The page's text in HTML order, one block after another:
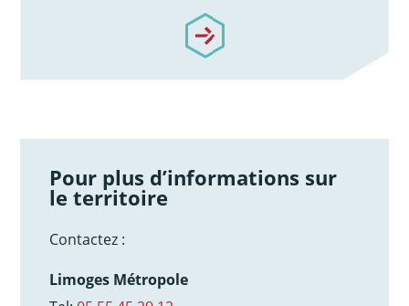
/notre-accompagnement
Pour plus d’informations sur
le territoire
Contactez :
Limoges Métropole